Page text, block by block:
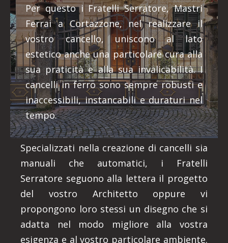
Per questo i Fratelli Serratore, Mastri
Ferrai a Cortazzone, nel realizzare il
vostro cancello, uniscono al lato
estetico anche una particolare cura alla
sua praticità e alla sua invalicabilità. I
cancelli in ferro sono sempre robusti e
inaccessibili, instancabili e duraturi nel
tempo.
Specializzati nella creazione di cancelli sia
manuali che automatici, i Fratelli
Serratore seguono alla lettera il progetto
del vostro Architetto oppure vi
propongono loro stessi un disegno che si
adatta nel modo migliore alla vostra
esigenza e al vostro particolare ambiente.